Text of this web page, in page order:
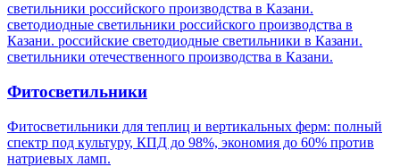
светильники российского производства в Казани.
светодиодные светильники российского производства в
Казани. российские светодиодные светильники в Казани.
светильники отечественного производства в Казани.
Фитосветильники
Фитосветильники для теплиц и вертикальных ферм: полный
спектр под культуру, КПД до 98%, экономия до 60% против
натриевых ламп.